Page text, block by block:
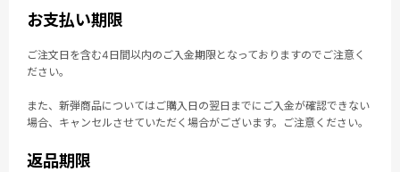
お支払い期限
ご注文日を含む4日間以内のご入金期限となっておりますのでご注意く
ださい。
また、新弾商品についてはご購入日の翌日までにご入金が確認できない
場合、キャンセルさせていただく場合がございます。ご注意ください。
返品期限